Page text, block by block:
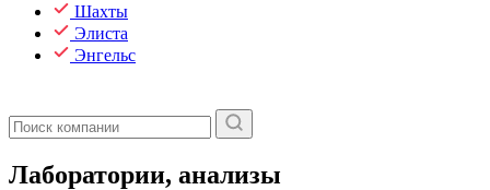
Шахты
Элиста
Энгельс
Лаборатории, анализы